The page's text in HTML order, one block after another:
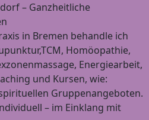
– Ganzheitliche
in Bremen behandle ich
Homöopathie,
Energiearbeit,
und Kursen, wie:
Gruppenangeboten.
– im Einklang mit